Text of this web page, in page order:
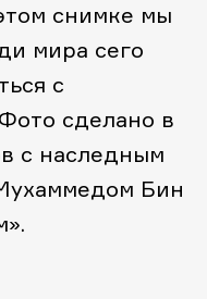
снимке мы
мира сего
с
сделано в
с наследным
Бин